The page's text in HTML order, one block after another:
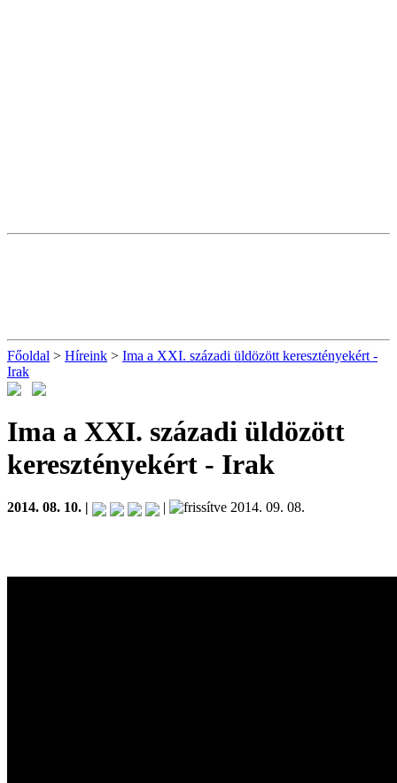
Főoldal > Híreink > Ima a XXI. századi üldözött keresztényekért -
Irak
Ima a XXI. századi üldözött
keresztényekért - Irak
2014. 08. 10. | | 2014. 09. 08.